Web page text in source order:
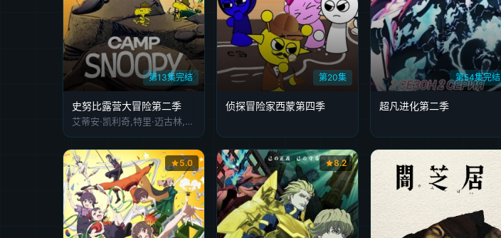
第13集完结
史努比露营大冒险第二季
艾蒂安·凯利奇,特里·迈古林,罗伯特·丁克勒,Caleb Bellavance,Molly Lewis,海蒂·克拉格滕,Malia Cea,伊莎贝拉·利奥,Lexi Perri,Cash Martin,怀亚特·怀特,吕西安·邓肯-里德,塞恩·库伦,朱莉·勒米厄,David Berni
第20集
侦探冒险家西蒙第四季
第54集完结
超凡进化第二季
5.0 8.2